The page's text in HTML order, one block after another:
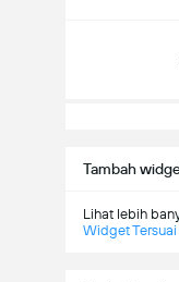
Tambah
Lihat lebih
Widget Tersuai